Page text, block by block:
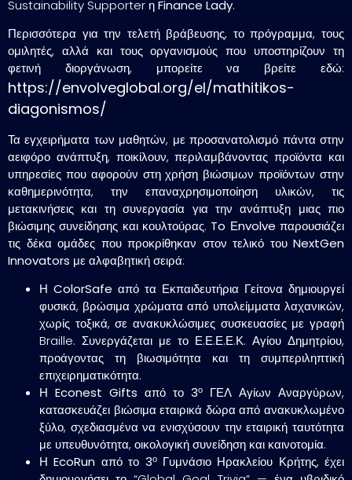
Sustainability Supporter ηFinance Lady.
Περισσότερα για την τελετή βράβευσης, το πρόγραμμα, τους
ομιλητές, αλλά και τους οργανισμούς που υποστηρίζουν τη
φετινή διοργάνωση, μπορείτε να βρείτε εδώ:
https://envolveglobal.org/el/mathitikos-
diagonismos/
Τα εγχειρήματα των μαθητών, με προσανατολισμό πάντα στην
αειφόρο ανάπτυξη, ποικίλουν, περιλαμβάνοντας προϊόντα και
υπηρεσίες που αφορούν στη χρήση βιώσιμων προϊόντων στην
καθημερινότητα, την επαναχρησιμοποίηση υλικών, τις
μετακινήσεις και τη συνεργασία για την ανάπτυξη μιας πιο
βιώσιμης συνείδησης και κουλτούρας. To Εnvolve παρουσιάζει
τις δέκα ομάδες που προκρίθηκαν στον τελικό του NextGen
Innovators με αλφαβητική σειρά:
Η ColorSafe από τα Εκπαιδευτήρια Γείτονα δημιουργεί
φυσικά, βρώσιμα χρώματα από υπολείμματα λαχανικών,
χωρίς τοξικά, σε ανακυκλώσιμες συσκευασίες με γραφή
Braille. Συνεργάζεται με το Ε.Ε.Ε.Ε.Κ. Αγίου Δημητρίου,
προάγοντας τη βιωσιμότητα και τη συμπεριληπτική
επιχειρηματικότητα.
Η Econest Gifts από το 3ο ΓΕΛ Αγίων Αναργύρων,
κατασκευάζει βιώσιμα εταιρικά δώρα από ανακυκλωμένο
ξύλο, σχεδιασμένα να ενισχύσουν την εταιρική ταυτότητα
με υπευθυνότητα, οικολογική συνείδηση και καινοτομία.
ΗEcoRun από το 3οΓυμνάσιο Ηρακλείου Κρήτης, έχει